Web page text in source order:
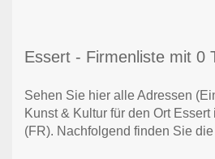
Essert - Firmenliste mit 0
Sehen Sie hier alle Adressen
Kunst & Kultur für den Ort
(FR). Nachfolgend finden Sie